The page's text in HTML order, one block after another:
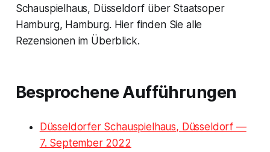
Schauspielhaus, Düsseldorf über Staatsoper
Hamburg, Hamburg. Hier finden Sie alle
Rezensionen im Überblick.
Besprochene Aufführungen
Düsseldorfer Schauspielhaus, Düsseldorf —
7. September 2022